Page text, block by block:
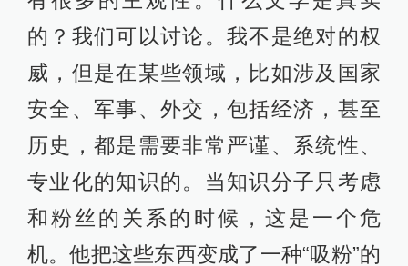
的？我们可以讨论。我不是绝对的权
威，但是在某些领域，比如涉及国家
安全、军事、外交，包括经济，甚至
历史，都是需要非常严谨、系统性、
专业化的知识的。当知识分子只考虑
和粉丝的关系的时候，这是一个危
机。他把这些东西变成了一种“吸粉”的